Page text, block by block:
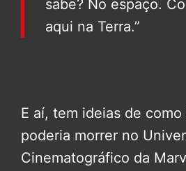
sabe? No espaço.
aqui na Terra.”
E aí, tem ideias de
poderia morrer no
Cinematográfico da